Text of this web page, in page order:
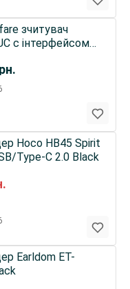
зчитувач
с інтерфейсом
Hoco HB45 Spirit
Type-C 2.0 Black
Earldom ET-